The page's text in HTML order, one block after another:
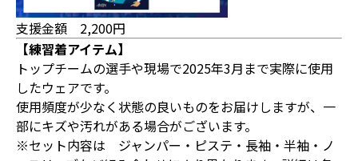
支援金額 2,200円
【練習着アイテム】
トップチームの選手や現場で2025年3月まで実際に使用
したウェアです。
使用頻度が少なく状態の良いものをお届けしますが、一
部にキズや汚れがある場合がございます。
※セット内容は ジャンパー・ピステ・長袖・半袖・ノ